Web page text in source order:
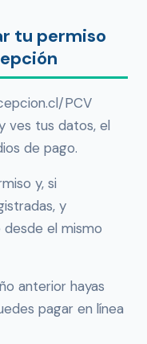
tu permiso
PCV
ves tus datos, el
de pago.
y, si
y
el mismo
anterior hayas
pagar en línea